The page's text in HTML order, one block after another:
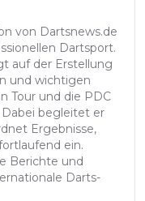
von Dartsnews.de
Dartsport.
auf der Erstellung
und wichtigen
Tour und die PDC
begleitet er
Ergebnisse,
ein.
Berichte und
Darts-